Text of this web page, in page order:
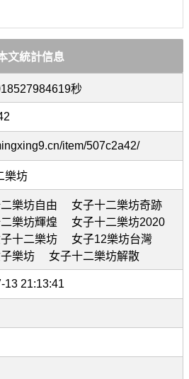
文統計信息
秒
item/507c2a42/
樂坊
樂坊自由
女子十二樂坊奇跡
樂坊輝煌
女子十二樂坊2020
十二樂坊
女子12樂坊台灣
樂坊
女子十二樂坊解散
13 21:13:41